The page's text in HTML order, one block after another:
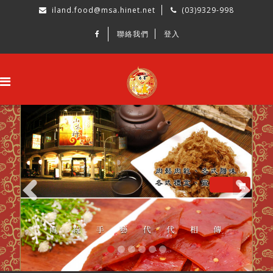
iland.food@msa.hinet.net (03)9329-998
聯絡我們 登入